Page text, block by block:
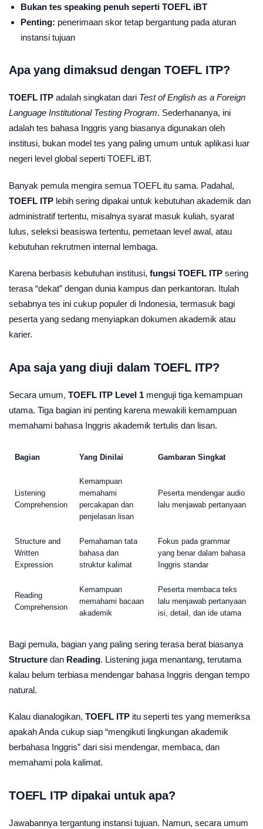
Bukan tes speaking penuh seperti TOEFL iBT
Penting: penerimaan skor tetap bergantung pada aturan
instansi tujuan
Apa yang dimaksud dengan TOEFL ITP?
TOEFL ITP adalah singkatan dari Test of English as a Foreign
Language Institutional Testing Program. Sederhananya, ini
adalah tes bahasa Inggris yang biasanya digunakan oleh
institusi, bukan model tes yang paling umum untuk aplikasi luar
negeri level global seperti TOEFL iBT.
Banyak pemula mengira semua TOEFL itu sama. Padahal,
TOEFL ITP lebih sering dipakai untuk kebutuhan akademik dan
administratif tertentu, misalnya syarat masuk kuliah, syarat
lulus, seleksi beasiswa tertentu, pemetaan level awal, atau
kebutuhan rekrutmen internal lembaga.
Karena berbasis kebutuhan institusi, fungsi TOEFL ITP sering
terasa “dekat” dengan dunia kampus dan perkantoran. Itulah
sebabnya tes ini cukup populer di Indonesia, termasuk bagi
peserta yang sedang menyiapkan dokumen akademik atau
karier.
Apa saja yang diuji dalam TOEFL ITP?
Secara umum, TOEFL ITP Level 1 menguji tiga kemampuan
utama. Tiga bagian ini penting karena mewakili kemampuan
memahami bahasa Inggris akademik tertulis dan lisan.
Bagian Yang Dinilai Gambaran Singkat
Listening
Comprehension
Kemampuan
memahami
percakapan dan
penjelasan lisan
Peserta mendengar audio
lalu menjawab pertanyaan
Structure and
Written
Expression
Pemahaman tata
bahasa dan
struktur kalimat
Fokus pada grammar
yang benar dalam bahasa
Inggris standar
Reading
Comprehension
Kemampuan
memahami bacaan
akademik
Peserta membaca teks
lalu menjawab pertanyaan
isi, detail, dan ide utama
Bagi pemula, bagian yang paling sering terasa berat biasanya
Structure dan Reading. Listening juga menantang, terutama
kalau belum terbiasa mendengar bahasa Inggris dengan tempo
natural.
Kalau dianalogikan, TOEFL ITP itu seperti tes yang memeriksa
apakah Anda cukup siap “mengikuti lingkungan akademik
berbahasa Inggris” dari sisi mendengar, membaca, dan
memahami pola kalimat.
TOEFL ITP dipakai untuk apa?
Jawabannya tergantung instansi tujuan. Namun, secara umum